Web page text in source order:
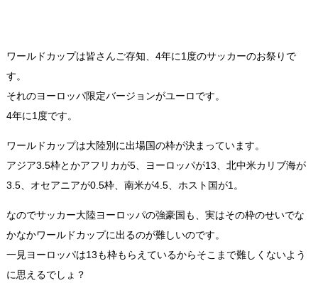
ワールドカップは皆さんご存知、4年に1度のサッカーのお祭りで
す。
それのヨーロッパ限定バージョンがユーロです。
4年に1度です。
ワールドカップは大陸別に出場国の枠が決まっています。
アジア3.5枠とかアフリカが5、ヨーロッパが13、北中米カリブ海が
3.5、オセアニアが0.5枠、南米が4.5、ホスト国が1。
なのでサッカー大陸ヨーロッパの強豪国も、実はその枠のせいでな
かなかワールドカップに出るのが難しいのです。
一見ヨーロッパは13も枠もらえているからそこまで難しくないよう
に思えるでしょ？